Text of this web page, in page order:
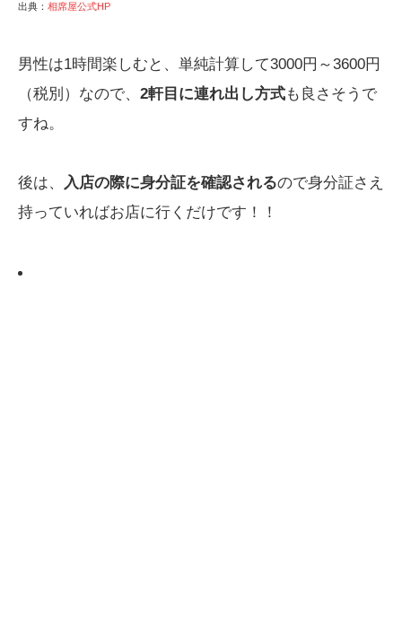
出典： 相席屋公式HP
男性は1時間楽しむと、単純計算して3000円～3600円
（税別）なので、 2軒目に連れ出し方式も良さそうで
すね。
後は、 入店の際に身分証を確認されるので身分証さえ
持っていればお店に行くだけです！！